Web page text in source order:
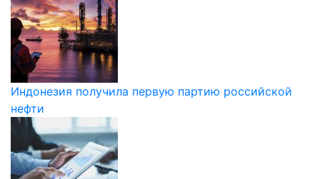
Индонезия получила первую партию российской
нефти